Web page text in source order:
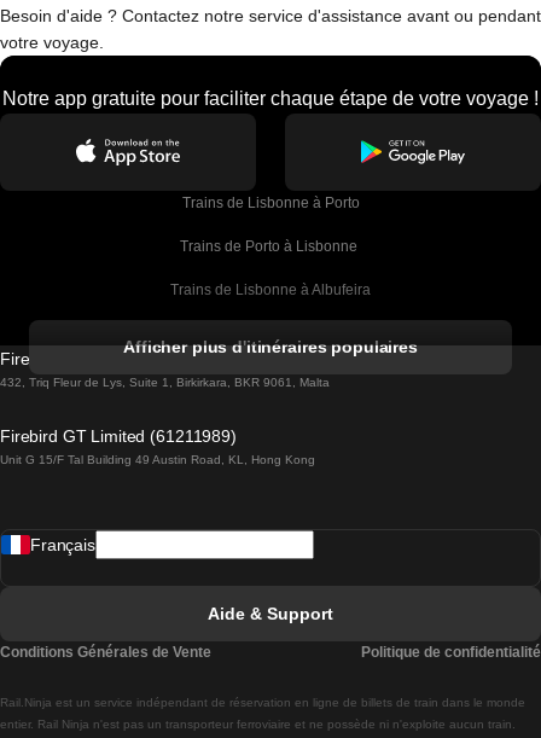
Besoin d'aide ? Contactez notre service d'assistance avant ou pendant
votre voyage.
Notre app gratuite pour faciliter chaque étape de votre voyage !
Trains de Lisbonne à Porto
Trains de Porto à Lisbonne
Trains de Lisbonne à Albufeira
Trains de Lisbonne à Lagos
Trains de Lisbonne à Madrid
Trains de Lisbonne à Braga
Afficher plus d'itinéraires populaires
Firebird GT Limited (OC 1451)
432, Triq Fleur de Lys, Suite 1, Birkirkara, BKR 9061, Malta
Firebird GT Limited (61211989)
Unit G 15/F Tal Building 49 Austin Road, KL, Hong Kong
Rail.Ninja est un service indépendant de réservation en ligne de billets de train dans le monde
entier. Rail Ninja n'est pas un transporteur ferroviaire et ne possède ni n'exploite aucun train.
Français
Aide & Support
Conditions Générales de Vente Politique de confidentialité